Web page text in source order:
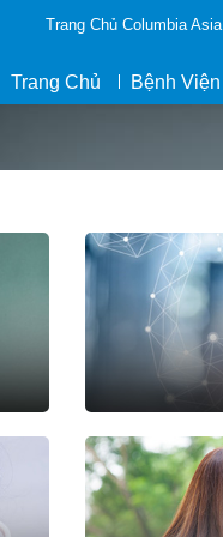
Trang Chủ Columbia Asia
Trang Chủ Bệnh Viện